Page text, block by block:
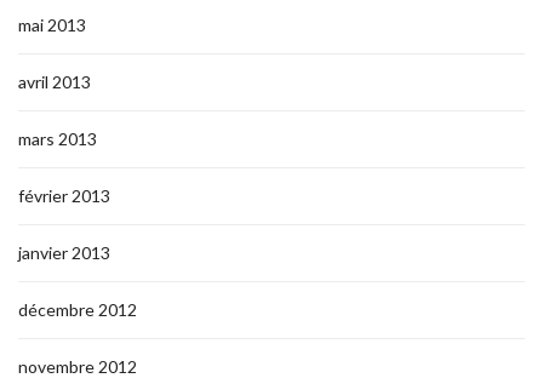
mai 2013
avril 2013
mars 2013
février 2013
janvier 2013
décembre 2012
novembre 2012